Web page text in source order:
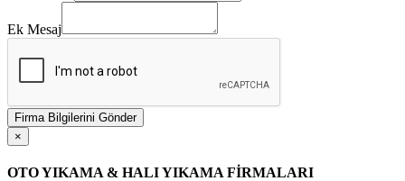
Ek Mesaj
Firma Bilgilerini Gönder
×
OTO YIKAMA & HALI YIKAMA FİRMALARI